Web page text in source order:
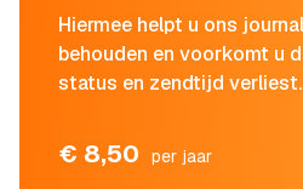
Hiermee helpt u ons
behouden en voorkomt u
status en zendtijd verliest.
€ 8,50 per jaar